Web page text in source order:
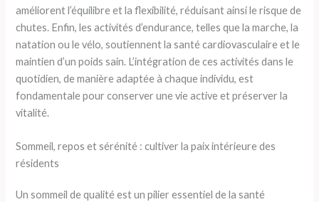
améliorent l’équilibre et la flexibilité, réduisant ainsi le risque de
chutes. Enfin, les activités d’endurance, telles que la marche, la
natation ou le vélo, soutiennent la santé cardiovasculaire et le
maintien d’un poids sain. L’intégration de ces activités dans le
quotidien, de manière adaptée à chaque individu, est
fondamentale pour conserver une vie active et préserver la
vitalité.
Sommeil, repos et sérénité : cultiver la paix intérieure des
résidents
Un sommeil de qualité est un pilier essentiel de la santé